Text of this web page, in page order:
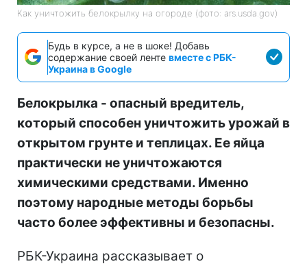
Как уничтожить белокрылку на огороде (фото: ars.usda.gov)
Будь в курсе, а не в шоке! Добавь
содержание своей ленте вместе с РБК-
Украина в Google
Белокрылка - опасный вредитель,
который способен уничтожить урожай в
открытом грунте и теплицах. Ее яйца
практически не уничтожаются
химическими средствами. Именно
поэтому народные методы борьбы
часто более эффективны и безопасны.
РБК-Украина рассказывает о